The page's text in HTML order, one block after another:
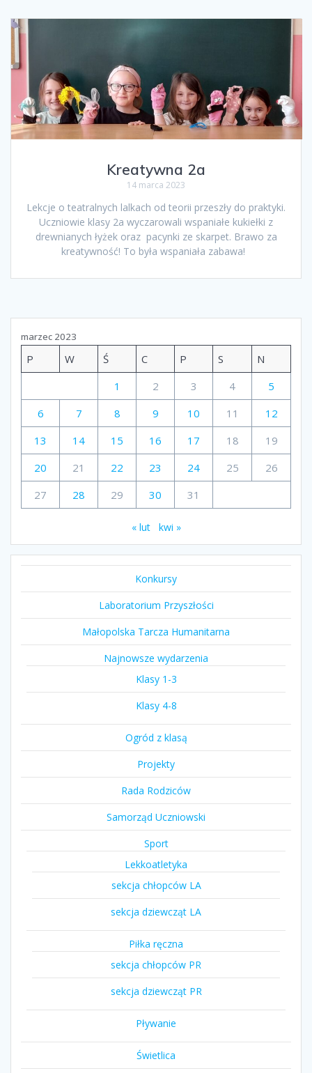
Kreatywna 2a
14 marca 2023
Lekcje o teatralnych lalkach od teorii przeszły do praktyki.
Uczniowie klasy 2a wyczarowali wspaniałe kukiełki z
drewnianych łyżek oraz pacynki ze skarpet. Brawo za
kreatywność! To była wspaniała zabawa!
marzec 2023
P W Ś C P S
N
1
2 3 4
5
6
7 8 9 10 11
12
13
14 15 16 17 18
19
20
21 22 23 24 25
26
27
28 29 30 31
« lut kwi »
Konkursy
Laboratorium Przyszłości
Małopolska Tarcza Humanitarna
Najnowsze wydarzenia
Klasy 1-3
Klasy 4-8
Ogród z klasą
Projekty
Rada Rodziców
Samorząd Uczniowski
Sport
Lekkoatletyka
sekcja chłopców LA
sekcja dziewcząt LA
Piłka ręczna
sekcja chłopców PR
sekcja dziewcząt PR
Pływanie
Świetlica